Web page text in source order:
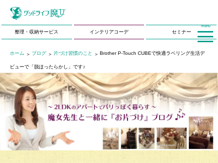
整理・収納サービス インテリアコーデ セミナー
ホーム ブログ 片づけ習慣のこと Brother P-Touch CUBEで快適ラベリング生活デ
ビューで「脱ほったらかし」です♪
menu